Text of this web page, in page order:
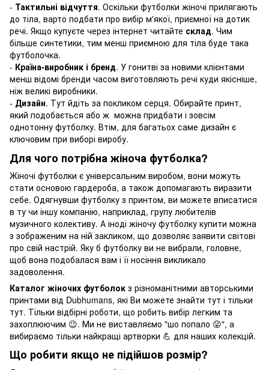
- Тактильні відчуття. Оскільки футболки жіночі прилягають
до тіла, варто подбати про вибір м'якої, приємної на дотик
речі. Якщо купуєте через інтернет читайте склад. Чим
більше синтетики, тим менш приємною для тіла буде така
футболочка.
- Країна-виробник і бренд. У гонитві за новими клієнтами
менш відомі бренди часом виготовляють речі куди якісніше,
ніж великі виробники.
- Дизайн. Тут йдіть за покликом серця. Обирайте принт,
який подобається або ж можна придбати і зовсім
однотонну футболку. Втім, для багатьох саме дизайн є
ключовим при виборі виробу.
Для чого потрібна жіноча футболка?
Жіночі футболки є універсальним виробом, вони можуть
стати основою гардероба, а також допомагають виразити
себе. Одягнувши футболку з принтом, ви можете вписатися
в ту чи іншу компанію, наприклад, групу любителів
музичного колективу. А іноді жіночу футболку купити можна
з зображеним на ній закликом, що дозволяє заявити світові
про свій настрій. Яку б футболку ви не вибрали, головне,
щоб вона подобалася вам і її носіння викликало
задоволення.
Каталог жіночих футболок з різноманітними авторськими
принтами від Dubhumans, які Ви можете знайти тут і тільки
тут. Тільки відбірні роботи, що робить вибір легким та
захоплюючим 😉. Ми не виставляємо "шо попало 😜", а
вибираємо тільки найкращі артворки 💪 для наших колекцій.
Що робити якщо не підійшов розмір?